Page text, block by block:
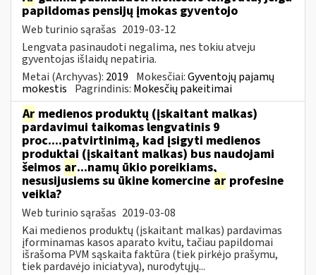
papildomas pensijų įmokas gyventojo
Web turinio sąrašas 2019-03-12
Lengvata pasinaudoti negalima, nes tokiu atveju
gyventojas išlaidų nepatiria.
Metai (Archyvas): 2019 Mokesčiai:Gyventojų pajamų
mokestis Pagrindinis: Mokesčių pakeitimai
Ar medienos produktų (įskaitant malkas)
pardavimui taikomas lengvatinis 9
proc....patvirtinimą, kad įsigyti medienos
produktai (įskaitant malkas) bus naudojami
šeimos ar...namų ūkio poreikiams,
nesusijusiems su ūkine komercine ar profesine
veikla?
Web turinio sąrašas 2019-03-08
Kai medienos produktų (įskaitant malkas) pardavimas
įforminamas kasos aparato kvitu, tačiau papildomai
išrašoma PVM sąskaita faktūra (tiek pirkėjo prašymu,
tiek pardavėjo iniciatyva), nurodytųjų...